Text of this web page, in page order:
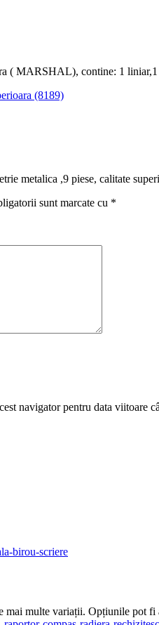
( MARSHAL), contine: 1
(8189)
metalica ,9 piese, calitate
sunt marcate cu *
navigator pentru data viitoare
mai multe variații. Opțiunile pot fi